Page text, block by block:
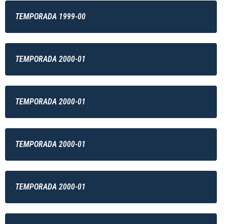
TEMPORADA 1999-00
TEMPORADA 2000-01
TEMPORADA 2000-01
TEMPORADA 2000-01
TEMPORADA 2000-01